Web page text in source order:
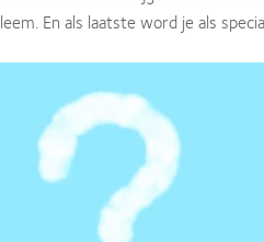
En als laatste word je als